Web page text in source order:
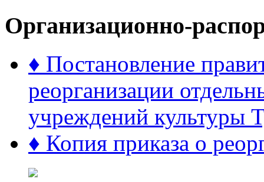
Организационно-
♦ Постановление
реорганизации
учреждений культуры
♦ Копия приказа о